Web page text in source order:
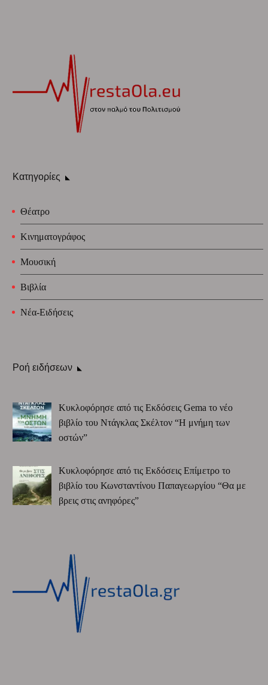
Κατηγορίες
Θέατρο
Κινηματογράφος
Μουσική
Βιβλία
Νέα-Ειδήσεις
Ροή ειδήσεων
Κυκλοφόρησε από τις Εκδόσεις Gema το νέο
βιβλίο του Ντάγκλας Σκέλτον “Η μνήμη των
οστών”
Κυκλοφόρησε από τις Εκδόσεις Επίμετρο το
βιβλίο του Κωνσταντίνου Παπαγεωργίου “Θα με
βρεις στις ανηφόρες”